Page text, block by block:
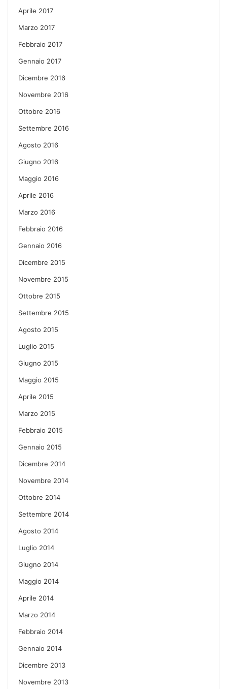
Aprile 2017
Marzo 2017
Febbraio 2017
Gennaio 2017
Dicembre 2016
Novembre 2016
Ottobre 2016
Settembre 2016
Agosto 2016
Giugno 2016
Maggio 2016
Aprile 2016
Marzo 2016
Febbraio 2016
Gennaio 2016
Dicembre 2015
Novembre 2015
Ottobre 2015
Settembre 2015
Agosto 2015
Luglio 2015
Giugno 2015
Maggio 2015
Aprile 2015
Marzo 2015
Febbraio 2015
Gennaio 2015
Dicembre 2014
Novembre 2014
Ottobre 2014
Settembre 2014
Agosto 2014
Luglio 2014
Giugno 2014
Maggio 2014
Aprile 2014
Marzo 2014
Febbraio 2014
Gennaio 2014
Dicembre 2013
Novembre 2013